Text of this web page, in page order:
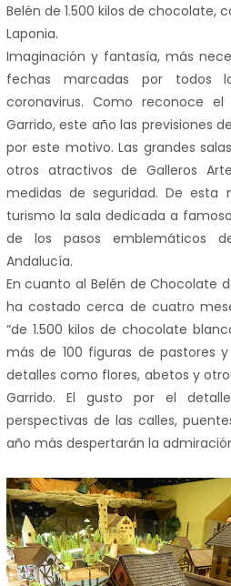
Belén de 1.500 kilos de chocolate,
Laponia.
Imaginación y fantasía, más
fechas marcadas por todos
coronavirus. Como reconoce
Garrido, este año las previsiones
por este motivo. Las grandes
otros atractivos de Galleros
medidas de seguridad. De esta
turismo la sala dedicada a
de los pasos emblemáticos
Andalucía.
En cuanto al Belén de Chocolate
ha costado cerca de cuatro
“de 1.500 kilos de chocolate
más de 100 figuras de pastores
detalles como flores, abetos y
Garrido. El gusto por el
perspectivas de las calles,
año más despertarán la